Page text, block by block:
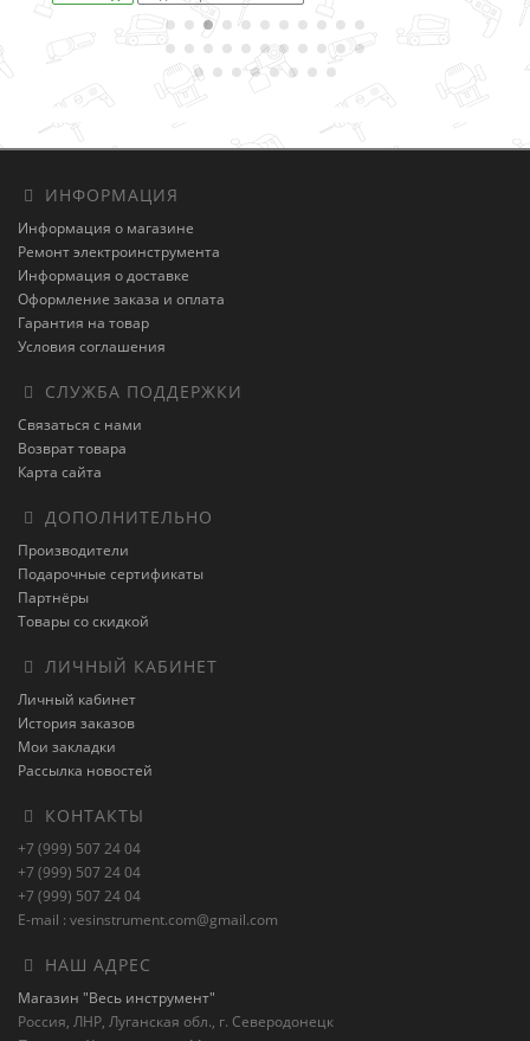
ИНФОРМАЦИЯ
Информация о магазине
Ремонт электроинструмента
Информация о доставке
Оформление заказа и оплата
Гарантия на товар
Условия соглашения
СЛУЖБА ПОДДЕРЖКИ
Связаться с нами
Возврат товара
Карта сайта
ДОПОЛНИТЕЛЬНО
Производители
Подарочные сертификаты
Партнёры
Товары со скидкой
ЛИЧНЫЙ КАБИНЕТ
Личный кабинет
История заказов
Мои закладки
Рассылка новостей
КОНТАКТЫ
+7 (999) 507 24 04
+7 (999) 507 24 04
+7 (999) 507 24 04
E-mail : vesinstrument.com@gmail.com
НАШ АДРЕС
Магазин "Весь инструмент"
Россия, ЛНР, Луганская обл., г. Северодонецк